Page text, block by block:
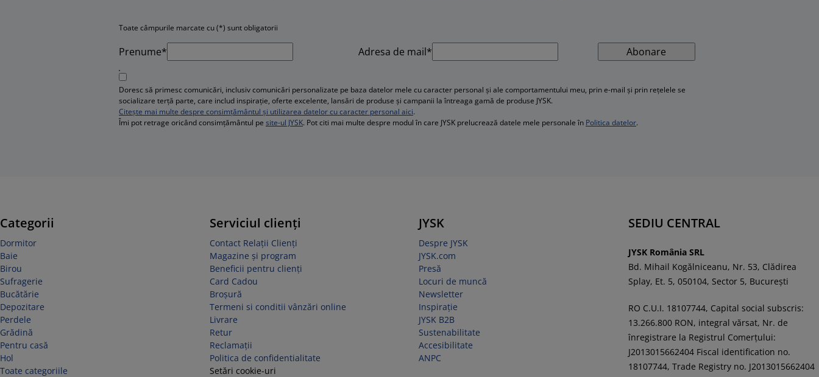
Toate câmpurile marcate cu (*) sunt obligatorii
Prenume* Adresa de mail* Abonare
Doresc să primesc comunicări, inclusiv comunicări personalizate pe baza datelor mele cu caracter personal și ale comportamentului meu, prin e-mail și prin rețelele se
socializare terță parte, care includ inspirație, oferte excelente, lansări de produse și campanii la întreaga gamă de produse JYSK.
Citește mai multe despre consimțământul și utilizarea datelor cu caracter personal aici.
Îmi pot retrage oricând consimțământul pe site-ul JYSK. Pot citi mai multe despre modul în care JYSK prelucrează datele mele personale în Politica datelor.
Categorii
Dormitor
Baie
Birou
Sufragerie
Bucătărie
Depozitare
Perdele
Grădină
Pentru casă
Hol
Toate categoriile
Serviciul clienți
Contact Relații Clienți
Magazine și program
Beneficii pentru clienți
Card Cadou
Broșură
Termeni si conditii vânzări online
Livrare
Retur
Reclamaţii
Politica de confidentialitate
Setări cookie-uri
JYSK
Despre JYSK
JYSK.com
Presă
Locuri de muncă
Newsletter
Inspirație
JYSK B2B
Sustenabilitate
Accesibilitate
ANPC
SEDIU CENTRAL
JYSK România SRL
Bd. Mihail Kogălniceanu, Nr. 53, Clădirea
Splay, Et. 5, 050104, Sector 5, București
RO C.U.I. 18107744, Capital social subscris:
13.266.800 RON, integral vărsat, Nr. de
înregistrare la Registrul Comerţului:
J2013015662404 Fiscal identification no.
18107744, Trade Registry no. J2013015662404